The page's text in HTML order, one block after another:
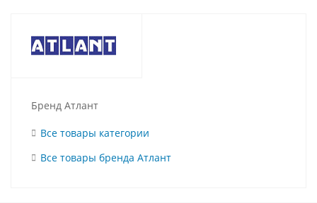
Бренд Атлант
Все товары категории
Все товары бренда Атлант